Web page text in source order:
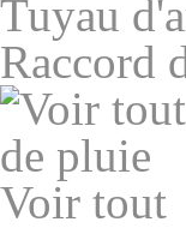
Tuyau
Raccord
Voir tout